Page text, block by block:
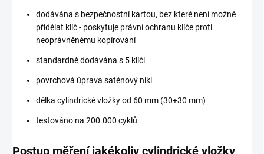
dodávána s bezpečnostní kartou, bez které není možné
přidělat klíč - poskytuje právní ochranu klíče proti
neoprávněnému kopírování
standardně dodávána s 5 klíči
povrchová úprava saténový nikl
délka cylindrické vložky od 60 mm (30+30 mm)
testováno na 200.000 cyklů
Postup měření jakékoliv cylindrické vložky